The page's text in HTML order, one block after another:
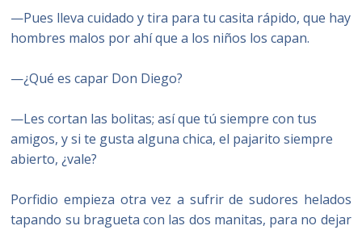
—Pues lleva cuidado y tira para tu casita rápido, que hay
hombres malos por ahí que a los niños los capan.
—¿Qué es capar Don Diego?
—Les cortan las bolitas; así que tú siempre con tus
amigos, y si te gusta alguna chica, el pajarito siempre
abierto, ¿vale?
Porfidio empieza otra vez a sufrir de sudores helados
tapando su bragueta con las dos manitas, para no dejar